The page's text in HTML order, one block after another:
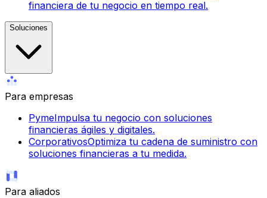
financiera de tu negocio en tiempo real.
Soluciones
Para empresas
PymeImpulsa tu negocio con soluciones
financieras ágiles y digitales.
CorporativosOptimiza tu cadena de suministro con
soluciones financieras a tu medida.
Para aliados